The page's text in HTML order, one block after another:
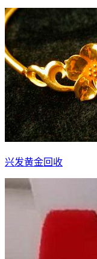
兴发黄金回收